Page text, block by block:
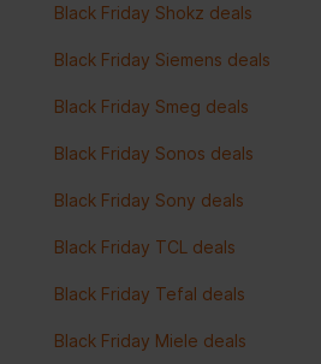
Black Friday Shokz deals
Black Friday Siemens deals
Black Friday Smeg deals
Black Friday Sonos deals
Black Friday Sony deals
Black Friday TCL deals
Black Friday Tefal deals
Black Friday Miele deals